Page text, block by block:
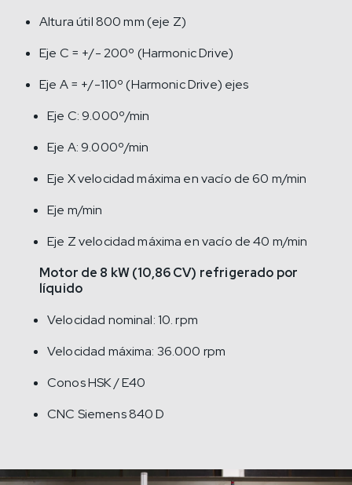
Altura útil 800 mm (eje Z)
Eje C = +/- 200º (Harmonic Drive)
Eje A = +/-110º (Harmonic Drive) ejes
Eje C: 9.000º/min
Eje A: 9.000º/min
Eje X velocidad máxima en vacío de 60 m/min
Eje m/min
Eje Z velocidad máxima en vacío de 40 m/min
Motor de 8 kW (10,86 CV) refrigerado por
líquido
Velocidad nominal: 10. rpm
Velocidad máxima: 36.000 rpm
Conos HSK / E40
CNC Siemens 840 D